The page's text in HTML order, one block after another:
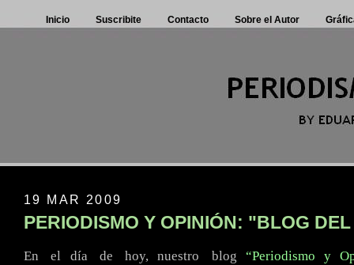
Inicio Suscribite Contacto Sobre el Autor
19 MAR 2009
PERIODISMO Y OPINIÓN: "BLOG
En el día. de hoy, nuestro blog “Periodismo y